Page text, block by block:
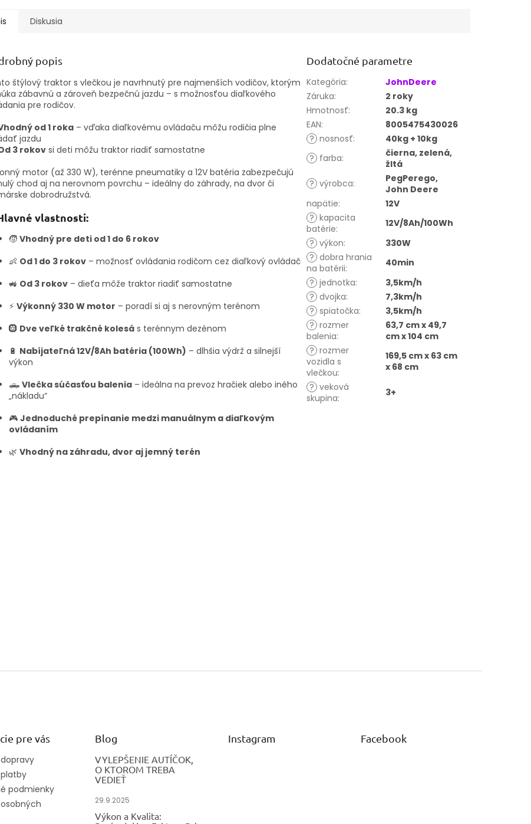
Diskusia
popis
štýlový traktor s vlečkou je navrhnutý pre najmenších vodičov, ktorým
zábavnú a zároveň bezpečnú jazdu – s možnosťou diaľkového
pre rodičov.
od 1 roka – vďaka diaľkovému ovládaču môžu rodičia plne
jazdu
3 rokov si deti môžu traktor riadiť samostatne
motor (až 330 W), terénne pneumatiky a 12V batéria zabezpečujú
chod aj na nerovnom povrchu – ideálny do záhrady, na dvor či
dobrodružstvá.
vlastnosti:
🧒 Vhodný pre deti od 1 do 6 rokov
👶 Od 1 do 3 rokov – možnosť ovládania rodičom cez diaľkový ovládač
🚜 Od 3 rokov – dieťa môže traktor riadiť samostatne
⚡ Výkonný 330 W motor – poradí si aj s nerovným terénom
🛞 Dve veľké trakčné kolesá s terénnym dezénom
🔋 Nabíjateľná 12V/8Ah batéria (100Wh) – dlhšia výdrž a silnejší
výkon
🛻 Vlečka súčasťou balenia – ideálna na prevoz hračiek alebo iného
„nákladu“
🎮 Jednoduché prepínanie medzi manuálnym a diaľkovým
ovládaním
🌿 Vhodný na záhradu, dvor aj jemný terén
Dodatočné parametre
Kategória:
JohnDeere
Záruka:
2 roky
Hmotnosť:
20.3 kg
EAN:
8005475430026
? nosnosť:
40kg + 10kg
? farba:
čierna, zelená,
žltá
? výrobca:
PegPerego,
John Deere
napätie:
12V
? kapacita
batérie:
12V/8Ah/100Wh
? výkon:
330W
? dobra hrania
na batérii:
40min
? jednotka:
3,5km/h
? dvojka:
7,3km/h
? spiatočka:
3,5km/h
? rozmer
balenia:
63,7 cm x 49,7
cm x 104 cm
? rozmer
vozidla s
vlečkou:
169,5 cm x 63 cm
x 68 cm
? veková
skupina: 3+
pre vás
podmienky
Blog
VYLEPŠENIE AUTÍČOK,
O KTOROM TREBA
VEDIEŤ
29.9.2025
Výkon a Kvalita:
Instagram Facebook